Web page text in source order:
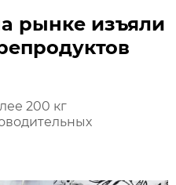
рынке изъяли
200 кг